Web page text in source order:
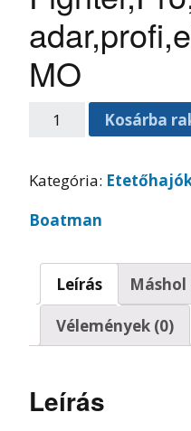
MO
Kosárba
Kategória:
Boatman
Leírás
Máshol
Vélemények (0)
Leírás